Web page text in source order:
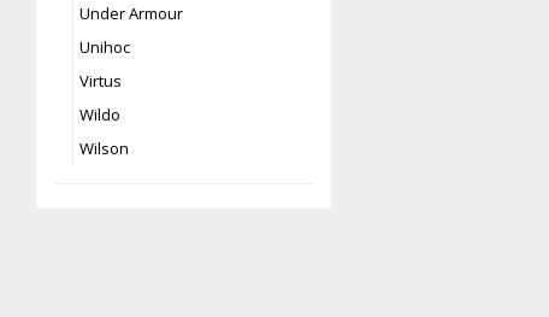
Under Armour
Unihoc
Virtus
Wildo
Wilson